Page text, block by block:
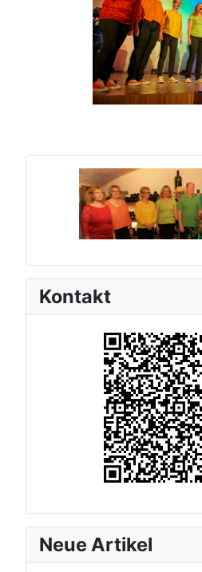
Kontakt
Neue Artikel